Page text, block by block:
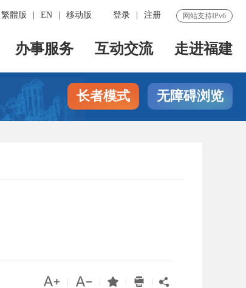
网站支持IPv6
登录 注册
繁體版 EN 移动版
办事服务 互动交流 走进福建
长者模式 无障碍浏览
    